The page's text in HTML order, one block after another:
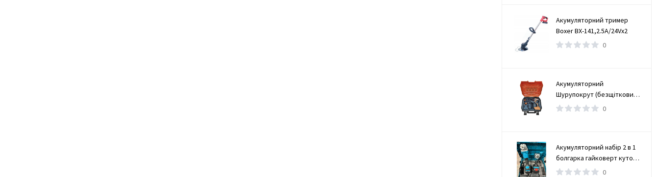
Акумуляторний тример
Boxer BX-141,2.5А/24Vx2
0
Акумуляторний
Шурупокрут (безщітковий)
(TAOE-CD34N)
0
Акумуляторний набір 2 в 1
болгарка гайковерт кутова
(турбінка) 21V 4Ah
0